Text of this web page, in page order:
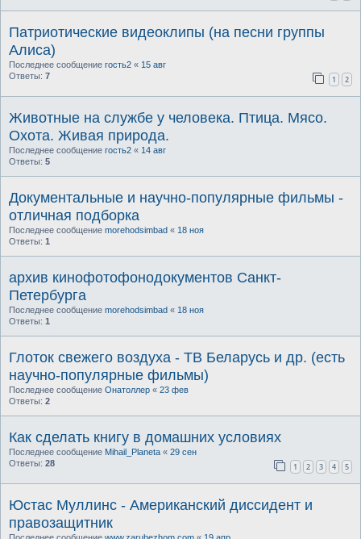
Патриотические видеоклипы (на песни группы
Алиса)
Последнее сообщение гость2 « 15 авг
Ответы: 7 1 2
Животные на службе у человека. Птица. Мясо.
Охота. Живая природа.
Последнее сообщение гость2 « 14 авг
Ответы: 5
Документальные и научно-популярные фильмы -
отличная подборка
Последнее сообщение morehodsimbad « 18 ноя
Ответы: 1
архив кинофотофонодокументов Санкт-
Петербурга
Последнее сообщение morehodsimbad « 18 ноя
Ответы: 1
Глоток свежего воздуха - ТВ Беларусь и др. (есть
научно-популярные фильмы)
Последнее сообщение Онатоллер « 23 фев
Ответы: 2
Как сделать книгу в домашних условиях
Последнее сообщение Mihail_Planeta « 29 сен
Ответы: 28 1 2 3 4 5
Юстас Муллинс - Американский диссидент и
правозащитник